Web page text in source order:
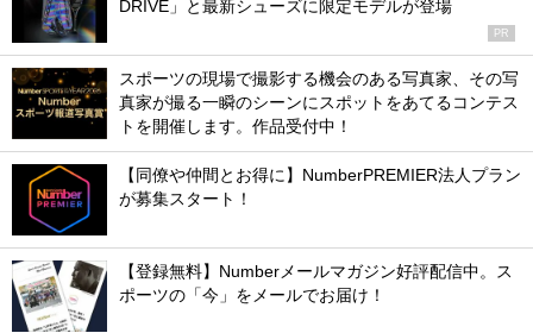
DRIVE」と最新シューズに限定モデルが登場
PR
スポーツの現場で撮影する機会のある写真家、その写
真家が撮る一瞬のシーンにスポットをあてるコンテス
トを開催します。作品受付中！
【同僚や仲間とお得に】NumberPREMIER法人プラン
が募集スタート！
【登録無料】Numberメールマガジン好評配信中。ス
ポーツの「今」をメールでお届け！